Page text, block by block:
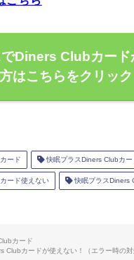
Diners Clubカード
はこちらをクリック
ード 快眠プラスDiners Clubカー
ード使えない 快眠プラスDiners
カード
Clubカードが使えない！（エラー時の対